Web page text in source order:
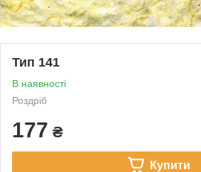
Тип 141
В наявності
Роздріб
177 ₴
Купити